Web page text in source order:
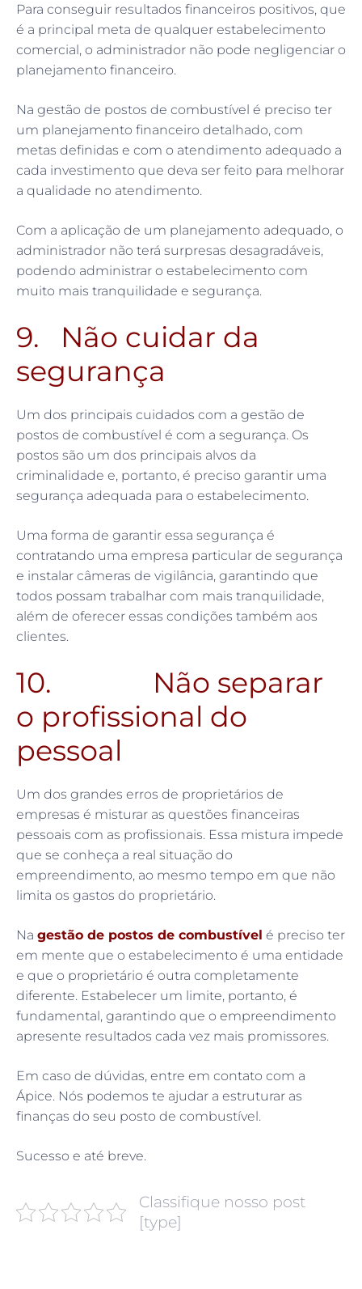
Para conseguir resultados financeiros positivos, que
é a principal meta de qualquer estabelecimento
comercial, o administrador não pode negligenciar o
planejamento financeiro.
Na gestão de postos de combustível é preciso ter
um planejamento financeiro detalhado, com
metas definidas e com o atendimento adequado a
cada investimento que deva ser feito para melhorar
a qualidade no atendimento.
Com a aplicação de um planejamento adequado, o
administrador não terá surpresas desagradáveis,
podendo administrar o estabelecimento com
muito mais tranquilidade e segurança.
9. Não cuidar da
segurança
Um dos principais cuidados com a gestão de
postos de combustível é com a segurança. Os
postos são um dos principais alvos da
criminalidade e, portanto, é preciso garantir uma
segurança adequada para o estabelecimento.
Uma forma de garantir essa segurança é
contratando uma empresa particular de segurança
e instalar câmeras de vigilância, garantindo que
todos possam trabalhar com mais tranquilidade,
além de oferecer essas condições também aos
clientes.
10. Não separar
o profissional do
pessoal
Um dos grandes erros de proprietários de
empresas é misturar as questões financeiras
pessoais com as profissionais. Essa mistura impede
que se conheça a real situação do
empreendimento, ao mesmo tempo em que não
limita os gastos do proprietário.
Na gestão de postos de combustível é preciso ter
em mente que o estabelecimento é uma entidade
e que o proprietário é outra completamente
diferente. Estabelecer um limite, portanto, é
fundamental, garantindo que o empreendimento
apresente resultados cada vez mais promissores.
Em caso de dúvidas, entre em contato com a
Ápice. Nós podemos te ajudar a estruturar as
finanças do seu posto de combustível.
Sucesso e até breve.
Classifique nosso post
[type]